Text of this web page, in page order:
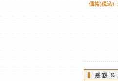
価格(税込)：